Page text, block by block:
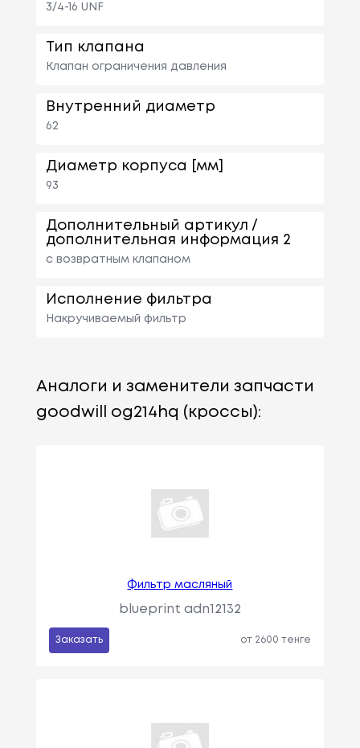
3/4-16 UNF
Тип клапана
Клапан ограничения давления
Внутренний диаметр
62
Диаметр корпуса [мм]
93
Дополнительный артикул /
дополнительная информация 2
с возвратным клапаном
Исполнение фильтра
Накручиваемый фильтр
Аналоги и заменители запчасти
goodwill og214hq (кроссы):
Фильтр масляный
blueprint adn12132
Заказать от 2600 тенге